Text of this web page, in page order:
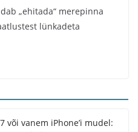
„ehitada“ merepinna
lünkadeta
või vanem iPhone’i mudel: